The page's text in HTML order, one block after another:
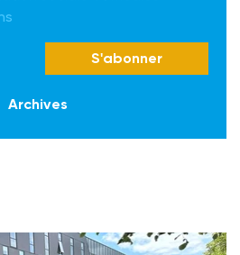
S'abonner
Archives